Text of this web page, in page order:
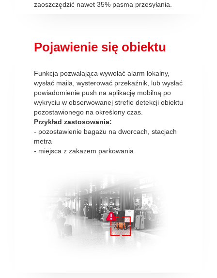
zaoszczędzić nawet 35% pasma przesyłania.
Pojawienie się obiektu
Funkcja pozwalająca wywołać alarm lokalny,
wysłać maila, wysterować przekaźnik, lub wysłać
powiadomienie push na aplikację mobilną po
wykryciu w obserwowanej strefie detekcji obiektu
pozostawionego na określony czas.
Przykład zastosowania:
- pozostawienie bagażu na dworcach, stacjach
metra
- miejsca z zakazem parkowania